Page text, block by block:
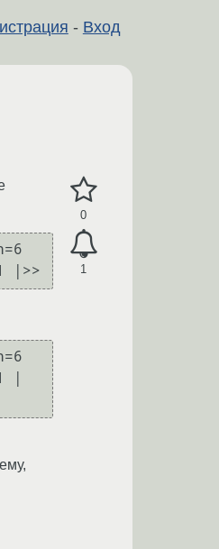
- Вход
0
1
|